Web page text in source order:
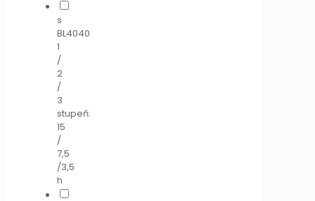
s
BL4040
1
/
2
/
3
stupeň:
15
/
7,5
/3,5
h